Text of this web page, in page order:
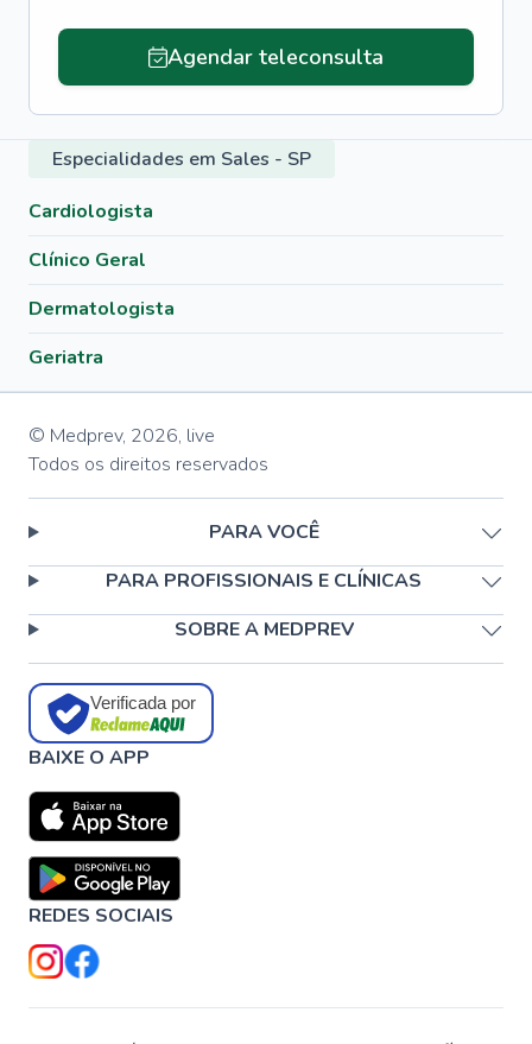
Agendar teleconsulta
Especialidades em Sales - SP
Cardiologista
Clínico Geral
Dermatologista
Geriatra
© Medprev, 2026, live
Todos os direitos reservados
PARA VOCÊ
PARA PROFISSIONAIS E CLÍNICAS
SOBRE A MEDPREV
Verificada por
BAIXE O APP
REDES SOCIAIS